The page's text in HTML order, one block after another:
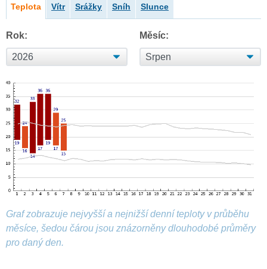
Teplota Vítr Srážky Sníh Slunce
Rok: Měsíc:
Graf zobrazuje nejvyšší a nejnižší denní teploty v průběhu
měsíce, šedou čárou jsou znázorněny dlouhodobé průměry
pro daný den.